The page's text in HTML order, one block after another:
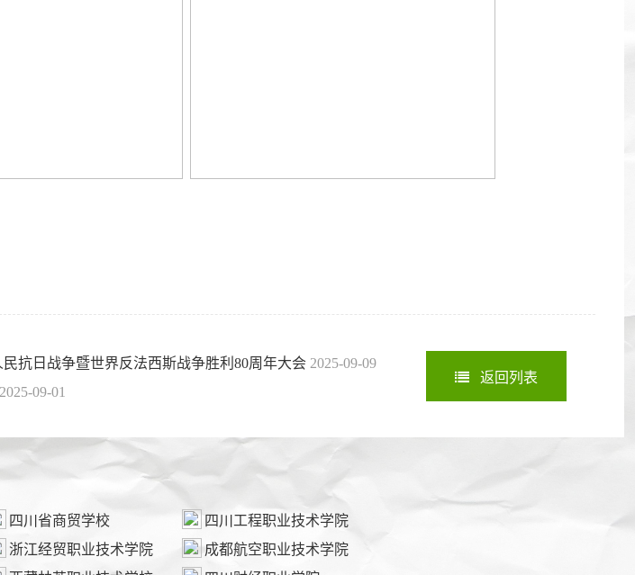
抗日战争暨世界反法西斯战争胜利80周年大会 2025-09-09
2025-09-01
返回列表
四川省商贸学校
浙江经贸职业技术学院
四川工程职业技术学院
成都航空职业技术学院